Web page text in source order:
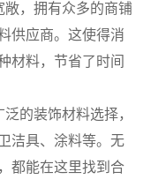
敞，拥有众多的商铺
供应商。这使得消
材料，节省了时间
的装饰材料选择，
洁具、涂料等。无
都能在这里找到合